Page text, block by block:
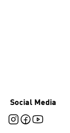
Social Media